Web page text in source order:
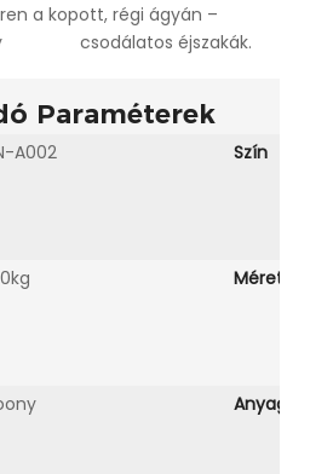
a kopott, régi ágyán –
csodálatos éjszakák.
Paraméterek
A002 Szín
Méret
Anyag